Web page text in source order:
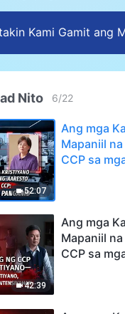
Kami Gamit ang
Nito 6/22
52:07
Ang mga
Mapaniil
CCP sa
aaresto at
CCP: Mga
Panganib
42:39
Ang mga
Mapaniil
CCP sa